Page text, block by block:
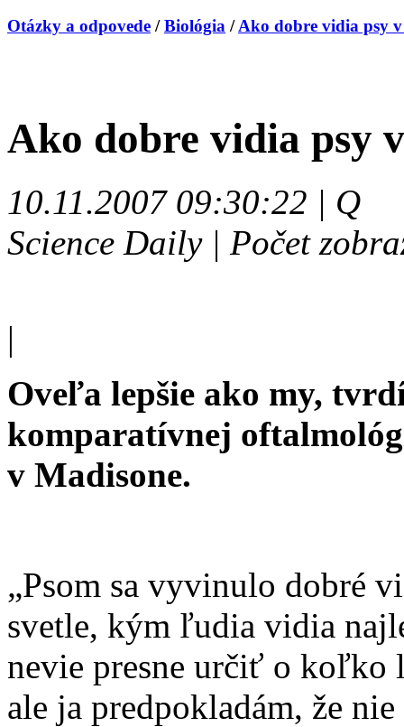
Otázky a odpovede /Biológia /Ako dobre vidia psy
Ako dobre vidia psy
10.11.2007 09:30:22 | Q
Science Daily | Počet
|
Oveľa lepšie ako my,
komparatívnej
v Madisone.
„Psom sa vyvinulo dobré
svetle, kým ľudia vidia
nevie presne určiť o koľko
ale ja predpokladám, že